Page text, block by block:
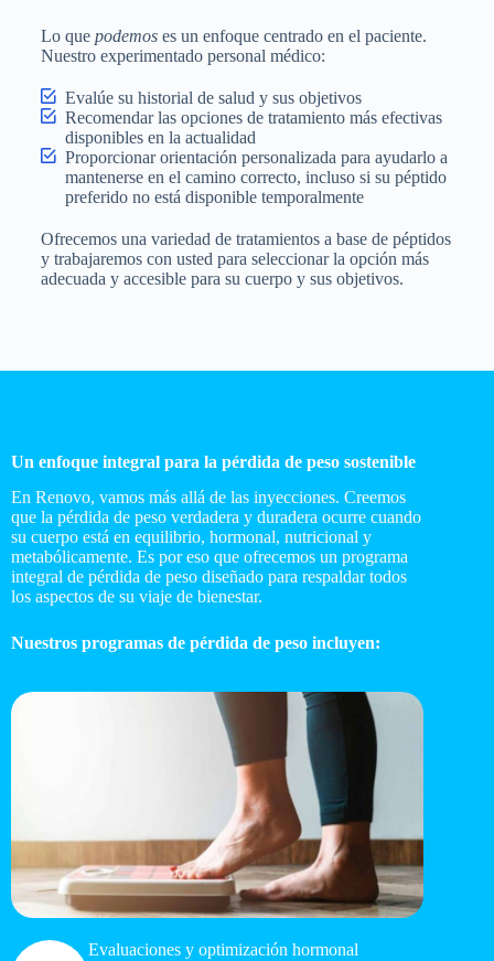
Lo que podemoses un enfoque centrado en el paciente.
Nuestro experimentado personal médico:
Evalúe su historial de salud y sus objetivos
Recomendar las opciones de tratamiento más efectivas
disponibles en la actualidad
Proporcionar orientación personalizada para ayudarlo a
mantenerse en el camino correcto, incluso si su péptido
preferido no está disponible temporalmente
Ofrecemos una variedad de tratamientos a base de péptidos
y trabajaremos con usted para seleccionar la opción más
adecuada y accesible para su cuerpo y sus objetivos.
Un enfoque integral para la pérdida de peso sostenible
En Renovo, vamos más allá de las inyecciones. Creemos
que la pérdida de peso verdadera y duradera ocurre cuando
su cuerpo está en equilibrio, hormonal, nutricional y
metabólicamente. Es por eso que ofrecemos un programa
integral de pérdida de peso diseñado para respaldar todos
los aspectos de su viaje de bienestar.
Nuestros programas de pérdida de peso incluyen:
Evaluaciones y optimización hormonal